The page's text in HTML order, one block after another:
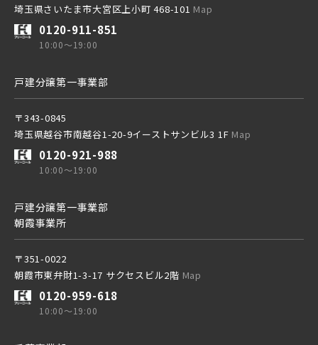
埼玉県さいたま市大宮区上小町 468-101 Map
0120-911-851
10:00～19:00
戸建分譲第一事業部
〒343-0845
埼玉県越谷市南越谷1-20-9イーストサンビル3 1F Map
0120-921-988
10:00～19:00
戸建分譲第一事業部
朝霞事業所
〒351-0022
朝霞市東弁財1-3-17 サクセスビル2階 Map
0120-959-618
10:00～19:00